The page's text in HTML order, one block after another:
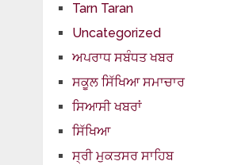
Tarn Taran
Uncategorized
ਅਪਰਾਧ ਸਬੰਧਤ ਖਬਰ
ਸਕੂਲ ਸਿੱਖਿਆ ਸਮਾਚਾਰ
ਸਿਆਸੀ ਖਬਰਾਂ
ਸਿੱਖਿਆ
ਸ੍ਰੀ ਮੁਕਤਸਰ ਸਾਹਿਬ